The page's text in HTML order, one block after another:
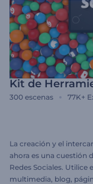
Kit de
300 escenas 77K+
La creación y el
ahora es una cuestión
Redes Sociales. Utilice
multimedia, blog,